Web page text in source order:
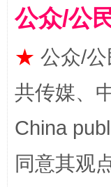
全民健身五年
公众/公
★ 公众/
共传媒、
China
同意其观